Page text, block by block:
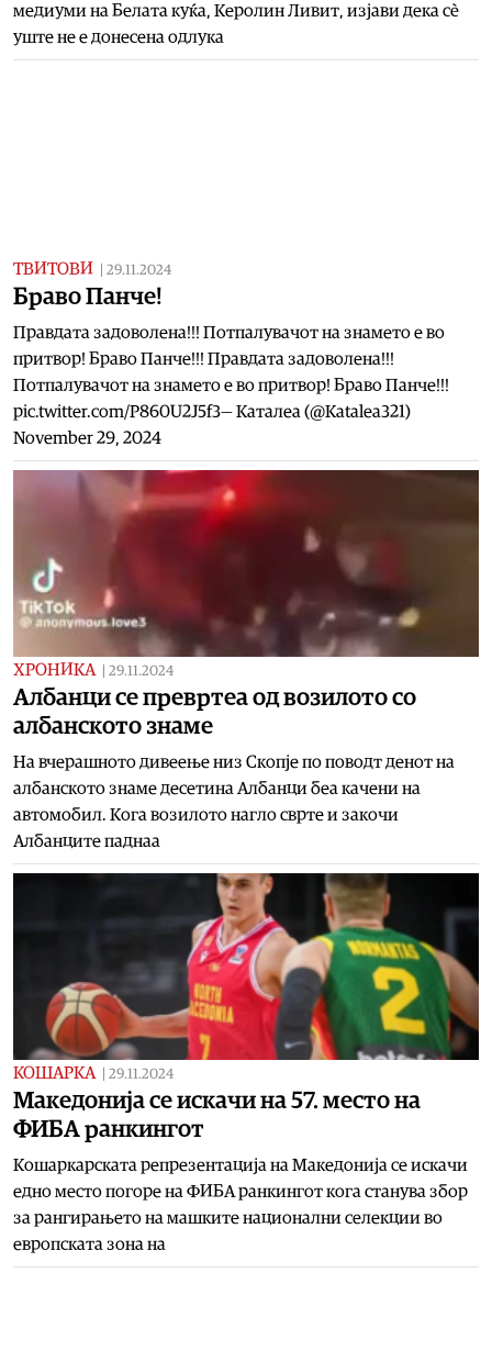
медиуми на Белата куќа, Керолин Ливит, изјави дека сè
уште не е донесена одлука
ТВИТОВИ 29.11.2024
Браво Панче!
Правдата задоволена!!! Потпалувачот на знамето е во
притвор! Браво Панче!!! Правдата задоволена!!!
Потпалувачот на знамето е во притвор! Браво Панче!!!
pic.twitter.com/P860U2J5f3— Каталеа (@Katalea321)
November 29, 2024
ХРОНИКА 29.11.2024
Албанци се превртеа од возилото со
албанското знаме
На вчерашното дивеење низ Скопје по поводт денот на
албанското знаме десетина Албанци беа качени на
автомобил. Кога возилото нагло сврте и закочи
Албанците паднаа
КОШАРКА 29.11.2024
Македонија се искачи на 57. место на
ФИБА ранкингот
Кошаркарската репрезентација на Македонија се искачи
едно место погоре на ФИБА ранкингот кога станува збор
за рангирањето на машките национални селекции во
европската зона на